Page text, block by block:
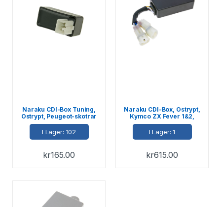
Naraku CDI-Box Tuning,
Ostrypt, Peugeot-skotrar
2-T -07 / Pitbikes
I Lager: 102
kr165.00
Naraku CDI-Box, Ostrypt,
Kymco ZX Fever 1&2,
DJ50 2-T
I Lager: 1
kr615.00